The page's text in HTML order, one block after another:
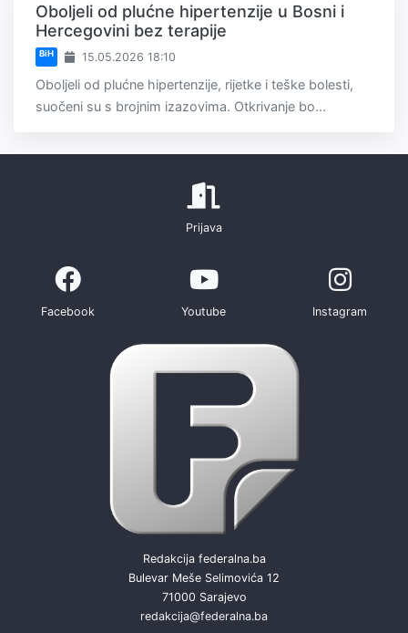
Oboljeli od plućne hipertenzije u Bosni i
Hercegovini bez terapije
BiH 15.05.2026 18:10
Oboljeli od plućne hipertenzije, rijetke i teške bolesti,
suočeni su s brojnim izazovima. Otkrivanje bo...
Prijava
Facebook Youtube Instagram
Redakcija federalna.ba
Bulevar Meše Selimovića 12
71000 Sarajevo
redakcija@federalna.ba